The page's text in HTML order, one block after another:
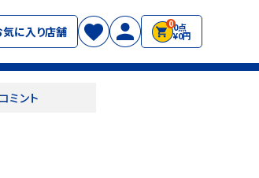
気に入り店舗
00点
¥0円
ミント